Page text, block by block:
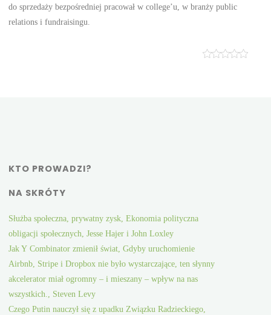
do sprzedaży bezpośredniej pracował w college’u, w branży public
relations i fundraisingu.
KTO PROWADZI?
NA SKRÓTY
Służba społeczna, prywatny zysk, Ekonomia polityczna
obligacji społecznych, Jesse Hajer i John Loxley
Jak Y Combinator zmienił świat, Gdyby uruchomienie
Airbnb, Stripe i Dropbox nie było wystarczające, ten słynny
akcelerator miał ogromny – i mieszany – wpływ na nas
wszystkich., Steven Levy
Czego Putin nauczył się z upadku Związku Radzieckiego,